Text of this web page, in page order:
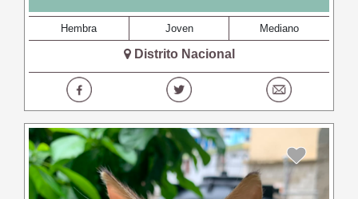
Hembra Joven Mediano
Distrito Nacional